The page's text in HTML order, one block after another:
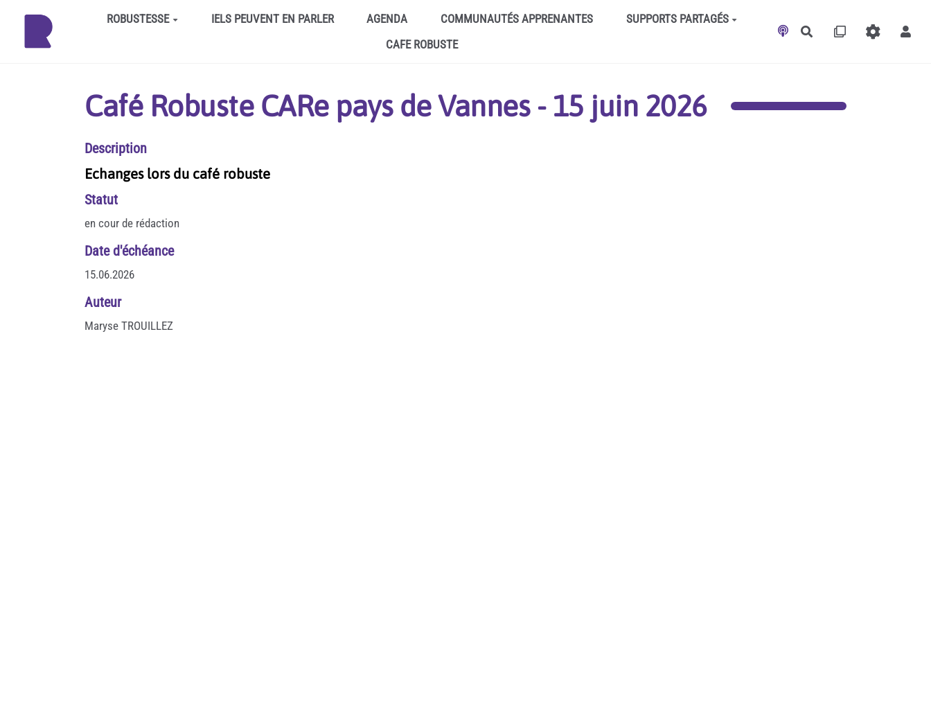
Aller au contenu principalROBUSTESSE IELS PEUVENT EN PARLER AGENDA COMMUNAUTÉS APPRENANTES
SUPPORTS PARTAGÉS
CAFE ROBUSTE
Rechercher
Café Robuste CARe pays de Vannes - 15 juin 2026
Description
Echanges lors du café robuste
Statut
en cour de rédaction
Date d'échéance
15.06.2026
Auteur
Maryse TROUILLEZ